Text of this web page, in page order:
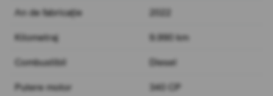
An de fabricație 2022
Kilometraj 9.990 km
Combustibil Diesel
Putere motor 340 CP